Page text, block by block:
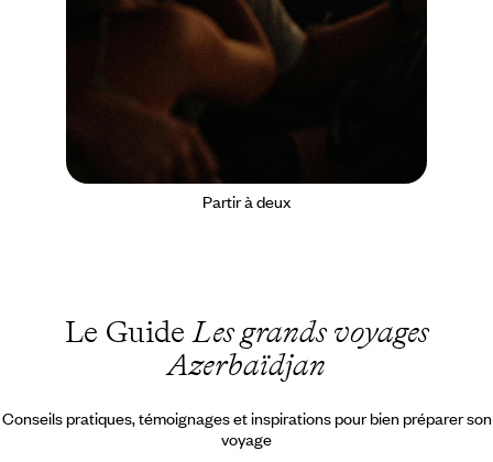
Partir à deux
Le GuideLes grands voyages
Azerbaïdjan
Conseils pratiques, témoignages et inspirations pour bien préparer son
voyage